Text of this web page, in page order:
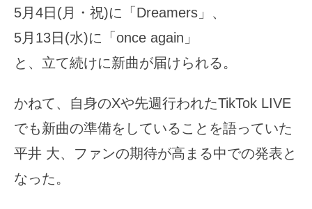
5月4日(月・祝)に「Dreamers」、
5月13日(水)に「once again」
と、立て続けに新曲が届けられる。
かねて、自身のXや先週行われたTikTok LIVE
でも新曲の準備をしていることを語っていた
平井 大、ファンの期待が高まる中での発表と
なった。